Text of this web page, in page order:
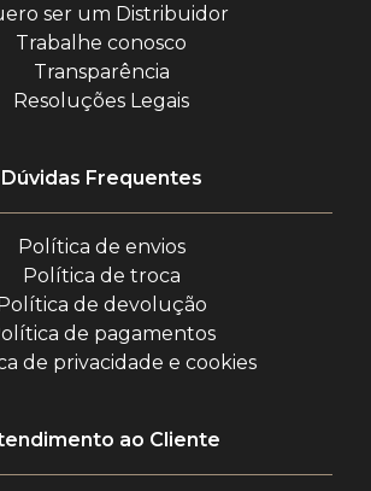
ser um Distribuidor
Trabalhe conosco
Transparência
Resoluções Legais
Dúvidas Frequentes
Política de envios
Política de troca
de devolução
de pagamentos
de privacidade e cookies
ao Cliente